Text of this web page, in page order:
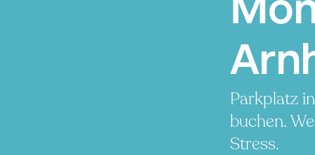
Parkplatz
buchen.
Stress.